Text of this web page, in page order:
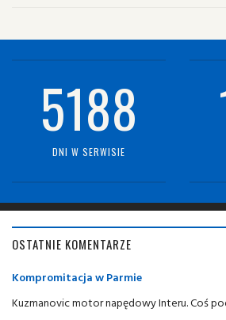
5188
DNI W SERWISIE
OSTATNIE KOMENTARZE
Kompromitacja w Parmie
Kuzmanovic motor napędowy Interu. Coś